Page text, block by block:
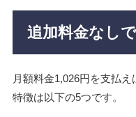
追加料金なし
月額料金1,026円を支払
特徴は以下の5つです。